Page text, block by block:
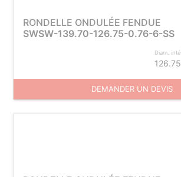
RONDELLE ONDULÉE FENDUE
SWSW-139.70-126.75-0.76-6-SS
Diam.
126.75
DEMANDER UN DEVIS